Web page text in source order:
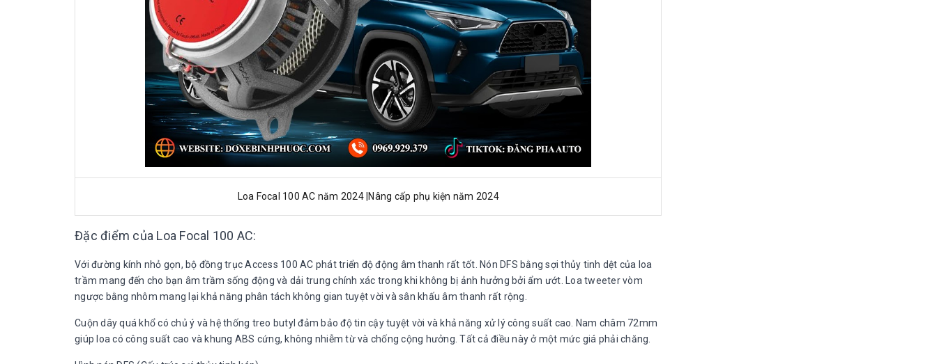
Loa Focal 100 AC năm 2024 |Nâng cấp phụ kiện năm 2024
Đặc điểm của Loa Focal 100 AC:
Với đường kính nhỏ gọn, bộ đồng trục Access 100 AC phát triển độ động âm thanh rất tốt. Nón DFS bằng sợi thủy tinh dệt của loa
trầm mang đến cho bạn âm trầm sống động và dải trung chính xác trong khi không bị ảnh hưởng bởi ẩm ướt. Loa tweeter vòm
ngược bằng nhôm mang lại khả năng phân tách không gian tuyệt vời và sân khấu âm thanh rất rộng.
Cuộn dây quá khổ có chủ ý và hệ thống treo butyl đảm bảo độ tin cậy tuyệt vời và khả năng xử lý công suất cao. Nam châm 72mm
giúp loa có công suất cao và khung ABS cứng, không nhiễm từ và chống cộng hưởng. Tất cả điều này ở một mức giá phải chăng.